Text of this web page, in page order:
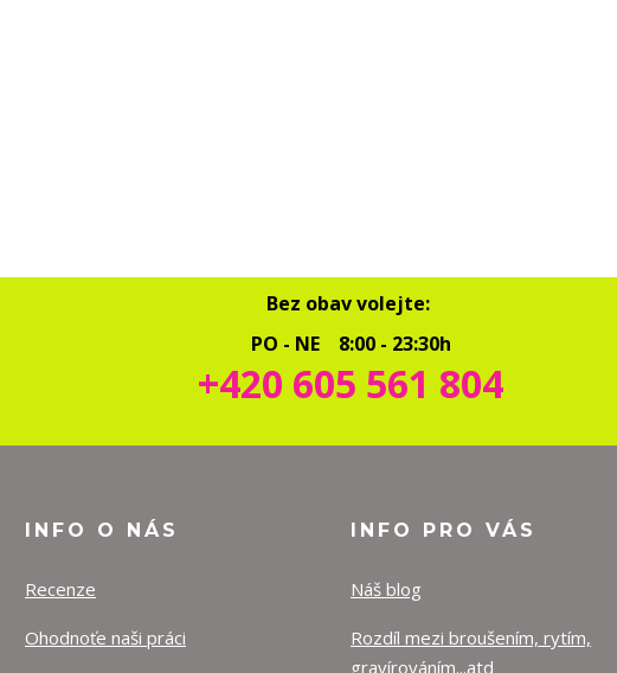
Bez obav volejte:
PO - NE 8:00 - 23:30h
+420 605 561 804
INFO O NÁS
Recenze
Ohodnoťe naši práci
INFO PRO VÁS
Náš blog
Rozdíl mezi broušením, rytím,
gravírováním...atd